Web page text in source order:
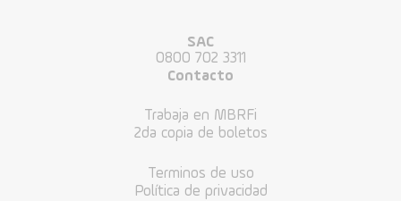
SAC
0800 702 3311
Contacto
Trabaja en MBRFi
2da copia de boletos
Terminos de uso
Política de privacidad